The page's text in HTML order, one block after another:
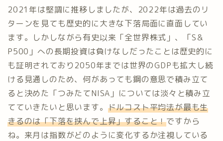
2021年は堅調に推移しましたが、2022年は過去のリ
ターンを見ても歴史的に大きな下落局面に直面してい
ます。しかしながら有史以来「全世界株式」、「S＆
P500」への長期投資は負けなしだったことは歴史的に
も証明されており2050年までは世界のGDPも拡大し続
ける見通しのため、何があっても鋼の意思で積み立て
ると決めた「つみたてNISA」については淡々と積み立
てていきたいと思います。 ドルコスト平均法が最も生
きるのは「下落を挟んで上昇」すること！ですから
ね。来月は指数がどのように変化するか注視している